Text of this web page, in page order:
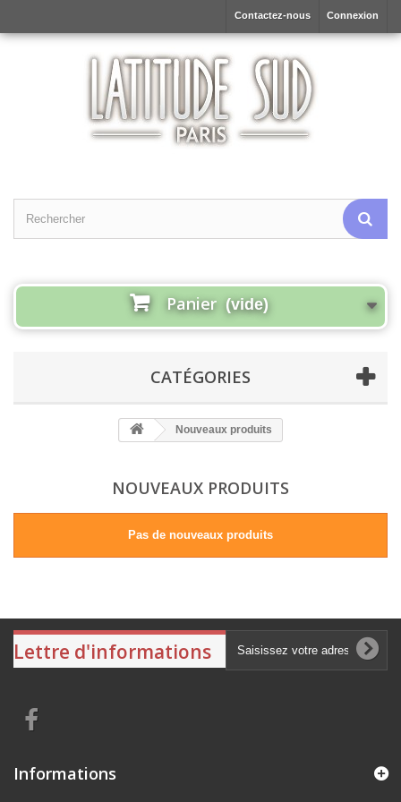
Connexion
Contactez-nous
Panier (vide)
CATÉGORIES
Nouveaux produits
NOUVEAUX PRODUITS
Pas de nouveaux produits
Lettre d'informations
Informations